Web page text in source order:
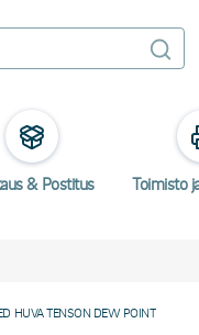
& Postitus Toimisto
HUVA TENSON DEW POINT